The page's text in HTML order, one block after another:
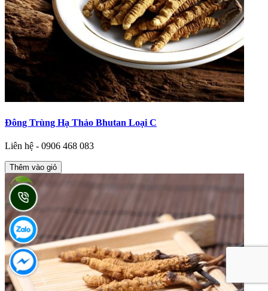
Đông Trùng Hạ Thảo Bhutan Loại C
Liên hệ - 0906 468 083
Thêm vào giỏ